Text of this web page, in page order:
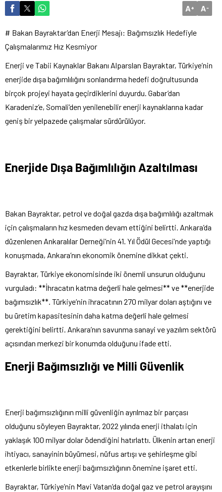
A+ A-
# Bakan Bayraktar’dan Enerji Mesajı: Bağımsızlık Hedefiyle
Çalışmalarımız Hız Kesmiyor
Enerji ve Tabii Kaynaklar Bakanı Alparslan Bayraktar, Türkiye’nin
enerjide dışa bağımlılığını sonlandırma hedefi doğrultusunda
birçok projeyi hayata geçirdiklerini duyurdu. Gabar’dan
Karadeniz’e, Somali’den yenilenebilir enerji kaynaklarına kadar
geniş bir yelpazede çalışmalar sürdürülüyor.
Enerjide Dışa Bağımlılığın Azaltılması
Bakan Bayraktar, petrol ve doğal gazda dışa bağımlılığı azaltmak
için çalışmaların hız kesmeden devam ettiğini belirtti. Ankara’da
düzenlenen Ankaralılar Derneği’nin 41. Yıl Ödül Gecesi’nde yaptığı
konuşmada, Ankara’nın ekonomik önemine dikkat çekti.
Bayraktar, Türkiye ekonomisinde iki önemli unsurun olduğunu
vurguladı: **İhracatın katma değerli hale gelmesi** ve **enerjide
bağımsızlık**. Türkiye’nin ihracatının 270 milyar doları aştığını ve
bu üretim kapasitesinin daha katma değerli hale gelmesi
gerektiğini belirtti. Ankara’nın savunma sanayi ve yazılım sektörü
açısından merkezi bir konumda olduğunu ifade etti.
Enerji Bağımsızlığı ve Milli Güvenlik
Enerji bağımsızlığının milli güvenliğin ayrılmaz bir parçası
olduğunu söyleyen Bayraktar, 2022 yılında enerji ithalatı için
yaklaşık 100 milyar dolar ödendiğini hatırlattı. Ülkenin artan enerji
ihtiyacı, sanayinin büyümesi, nüfus artışı ve şehirleşme gibi
etkenlerle birlikte enerji bağımsızlığının önemine işaret etti.
Bayraktar, Türkiye’nin Mavi Vatan’da doğal gaz ve petrol arayışını